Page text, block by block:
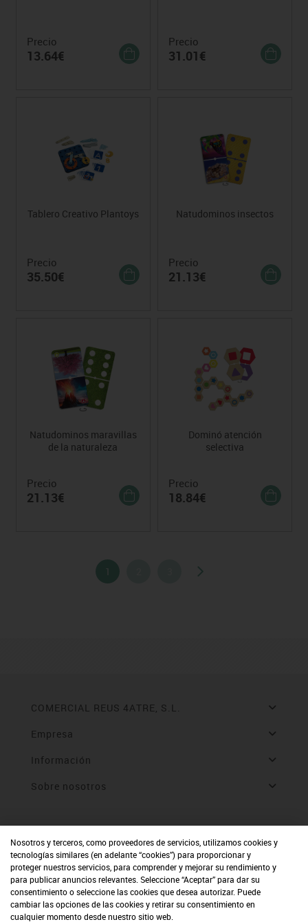
Precio
13.64€
Precio
31.01€
Tablero Creativo Plantoys
Precio
35.50€
Natudominos insectos
Precio
21.13€
Natudominos maravillas
de la naturaleza
Precio
21.13€
Dominó atención
selectiva
Precio
18.84€
1
COMERCIAL REUS 4ATRE, S.L.
Empresa
Información
Sobre nosotros
Nosotros y terceros, como proveedores de servicios, utilizamos cookies y
tecnologías similares (en adelante “cookies”) para proporcionar y
proteger nuestros servicios, para comprender y mejorar su rendimiento y
para publicar anuncios relevantes. Seleccione “Aceptar” para dar su
consentimiento o seleccione las cookies que desea autorizar. Puede
cambiar las opciones de las cookies y retirar su consentimiento en
cualquier momento desde nuestro sitio web.